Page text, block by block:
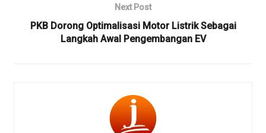
Next Post
PKB Dorong Optimalisasi Motor Listrik Sebagai
Langkah Awal Pengembangan EV